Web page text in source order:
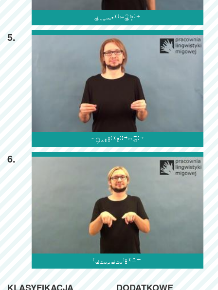

5.

6.
